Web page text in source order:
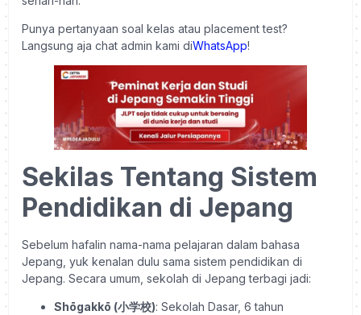
Punya pertanyaan soal kelas atau placement test?
Langsung aja chat admin kami diWhatsApp!
Sekilas Tentang Sistem
Pendidikan di Jepang
Sebelum hafalin nama-nama pelajaran dalam bahasa
Jepang, yuk kenalan dulu sama sistem pendidikan di
Jepang. Secara umum, sekolah di Jepang terbagi jadi:
Shōgakkō (小学校): Sekolah Dasar, 6 tahun